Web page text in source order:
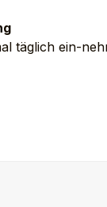
täglich ein-